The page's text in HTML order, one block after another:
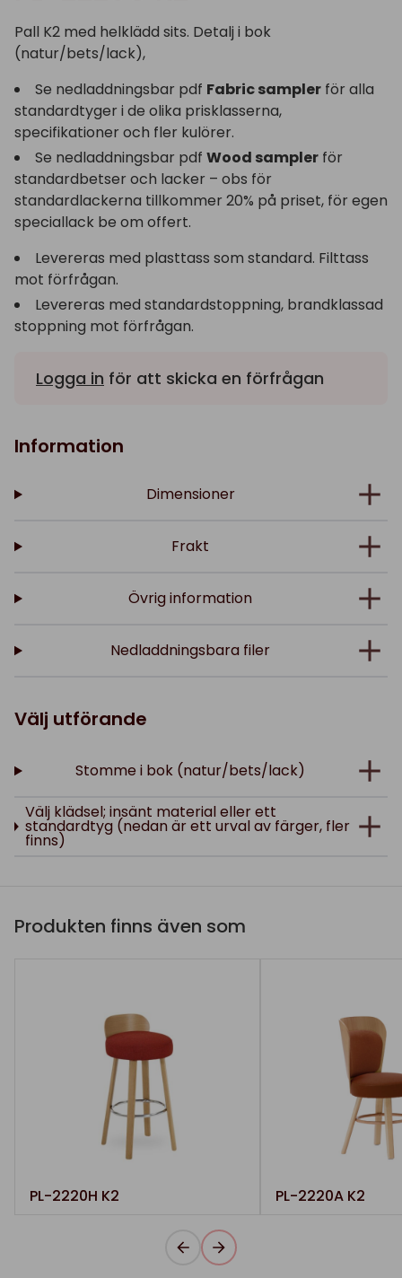
Pall K2 med helklädd sits. Detalj i bok
(natur/bets/lack),
Se nedladdningsbar pdf Fabric sampler för alla
standardtyger i de olika prisklasserna,
specifikationer och fler kulörer.
Se nedladdningsbar pdf Wood sampler för
standardbetser och lacker – obs för
standardlackerna tillkommer 20% på priset, för egen
speciallack be om offert.
Levereras med plasttass som standard. Filttass
mot förfrågan.
Levereras med standardstoppning, brandklassad
stoppning mot förfrågan.
Logga in för att skicka en förfrågan
Information
Dimensioner
Frakt
Övrig information
Nedladdningsbara filer
Välj utförande
Stomme i bok (natur/bets/lack)
Välj klädsel; insänt material eller ett
standardtyg (nedan är ett urval av färger, fler
finns)
Produkten finns även som
PL-2220H K2 PL-2220A K2